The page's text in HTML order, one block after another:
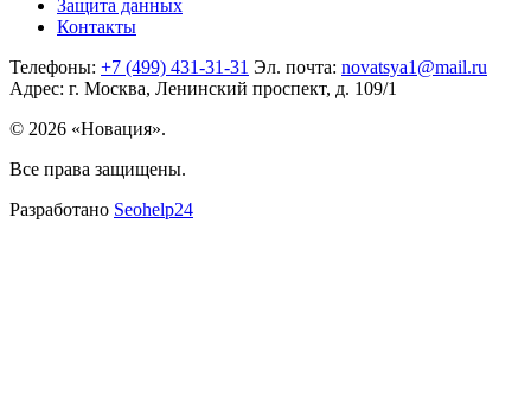
Защита данных
Контакты
Телефоны: +7 (499) 431-31-31 Эл. почта: novatsya1@mail.ru
Адрес: г. Москва, Ленинский проспект, д. 109/1
© 2026 «Новация».
Все права защищены.
Разработано Seohelp24